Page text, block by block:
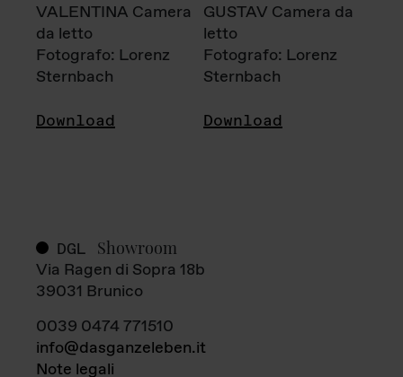
VALENTINA Camera
da letto
Fotografo: Lorenz
Sternbach
Download
GUSTAV Camera da
letto
Fotografo: Lorenz
Sternbach
Download
DGL Showroom
Via Ragen di Sopra 18b
39031 Brunico
0039 0474 771510
info@dasganzeleben.it
Note legali